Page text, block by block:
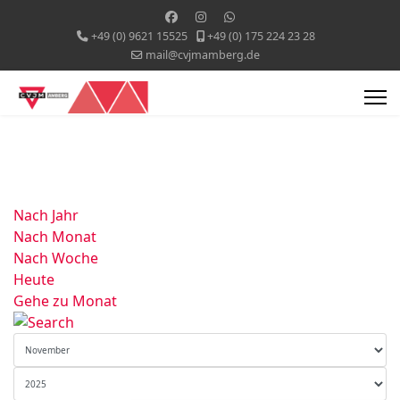
+49 (0) 9621 15525
+49 (0) 175 224 23 28
mail@cvjmamberg.de
Nach Jahr
Nach Monat
Nach Woche
Heute
Gehe zu Monat